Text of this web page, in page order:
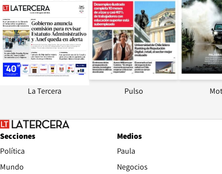
La Tercera Pulso
Secciones
Política
Mundo
Medios
Paula
Negocios